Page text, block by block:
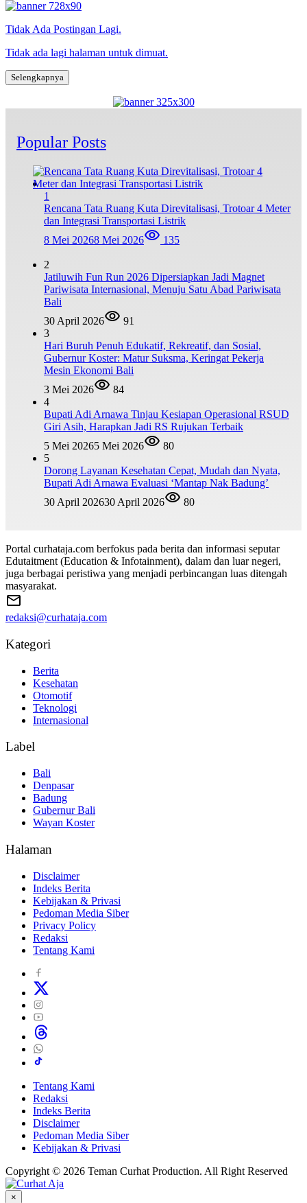
Tidak Ada Postingan Lagi.
Tidak ada lagi halaman untuk dimuat.
Selengkapnya
Popular Posts
1
Rencana Tata Ruang Kuta Direvitalisasi, Trotoar 4 Meter
dan Integrasi Transportasi Listrik
8 Mei 20268 Mei 2026 135
2
Jatiluwih Fun Run 2026 Dipersiapkan Jadi Magnet
Pariwisata Internasional, Menuju Satu Abad Pariwisata
Bali
30 April 2026
91
3
Hari Buruh Penuh Edukatif, Rekreatif, dan Sosial,
Gubernur Koster: Matur Suksma, Keringat Pekerja
Mesin Ekonomi Bali
3 Mei 2026
84
4
Bupati Adi Arnawa Tinjau Kesiapan Operasional RSUD
Giri Asih, Harapkan Jadi RS Rujukan Terbaik
5 Mei 20265 Mei 2026
80
5
Dorong Layanan Kesehatan Cepat, Mudah dan Nyata,
Bupati Adi Arnawa Evaluasi ‘Mantap Nak Badung’
30 April 202630 April 2026 80
Portal curhataja.com berfokus pada berita dan informasi seputar
Edutaitment (Education & Infotainment), dalam dan luar negeri,
juga berbagai peristiwa yang menjadi perbincangan luas ditengah
masyarakat.
redaksi@curhataja.com
Kategori
Berita
Kesehatan
Otomotif
Teknologi
Internasional
Label
Bali
Denpasar
Badung
Gubernur Bali
Wayan Koster
Halaman
Disclaimer
Indeks Berita
Kebijakan & Privasi
Pedoman Media Siber
Privacy Policy
Redaksi
Tentang Kami
Tentang Kami
Redaksi
Indeks Berita
Disclaimer
Pedoman Media Siber
Kebijakan & Privasi
Copyright © 2026 Teman Curhat Production. All Right Reserved
×